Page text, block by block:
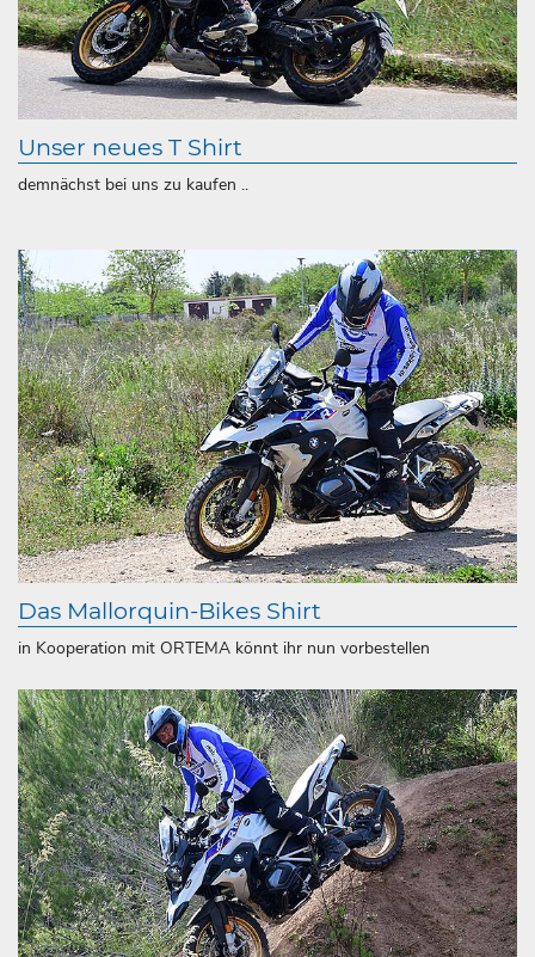
Unser neues T Shirt
demnächst bei uns zu kaufen ..
Das Mallorquin-Bikes Shirt
in Kooperation mit ORTEMA könnt ihr nun vorbestellen